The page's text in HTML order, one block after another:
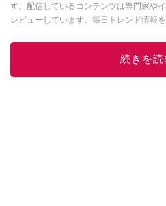
す。配信しているコンテンツは専門家や
レビューしています。毎日トレンド情報
このイ
続きを読